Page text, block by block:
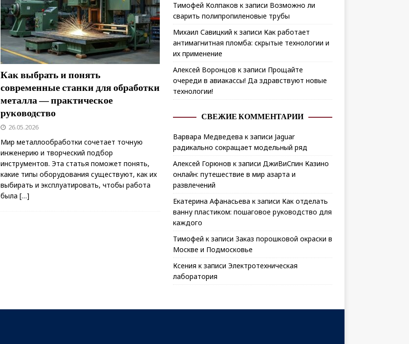
Как выбрать и понять
современные станки для обработки
металла — практическое
руководство
26.05.2026
Мир металлообработки сочетает точную
инженерию и творческий подбор
инструментов. Эта статья поможет понять,
какие типы оборудования существуют, как их
выбирать и эксплуатировать, чтобы работа
была […]
Тимофей Колпаков к записи Возможно ли
сварить полипропиленовые трубы
Михаил Савицкий к записи Как работает
антимагнитная пломба: скрытые технологии и
их применение
Алексей Воронцов к записи Прощайте
очереди в авиакассы! Да здравствуют новые
технологии!
СВЕЖИЕ КОММЕНТАРИИ
Варвара Медведева к записи Jaguar
радикально сокращает модельный ряд
Алексей Горюнов к записи ДжиВиСпин Казино
онлайн: путешествие в мир азарта и
развлечений
Екатерина Афанасьева к записи Как отделать
ванну пластиком: пошаговое руководство для
каждого
Тимофей к записи Заказ порошковой окраски в
Москве и Подмосковье
Ксения к записи Электротехническая
лаборатория